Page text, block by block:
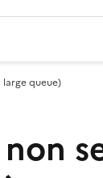
large queue)